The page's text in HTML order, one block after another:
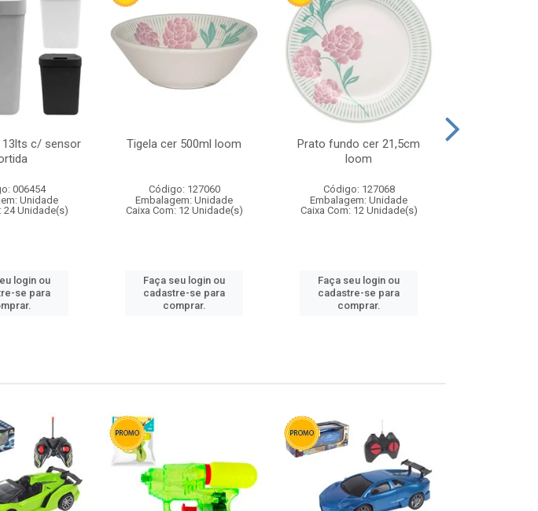
13lts c/ sensor
006454
Unidade
24 Unidade(s)
login ou
se para
Tigela cer 500ml loom
Código: 127060
Embalagem: Unidade
Caixa Com: 12 Unidade(s)
Faça seu login ou
cadastre-se para
comprar.
Prato fundo cer 21,5cm
loom
Código: 127068
Embalagem: Unidade
Caixa Com: 12 Unidade(s)
Faça seu login ou
cadastre-se para
comprar.